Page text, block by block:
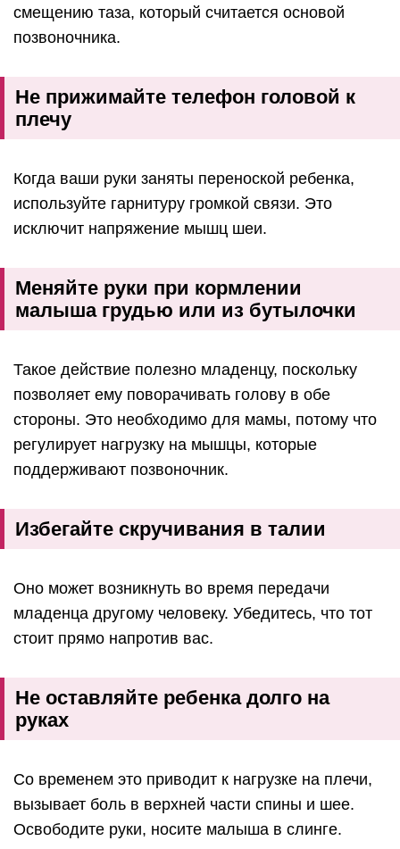
смещению таза, который считается основой
позвоночника.
Не прижимайте телефон головой к
плечу
Когда ваши руки заняты переноской ребенка,
используйте гарнитуру громкой связи. Это
исключит напряжение мышц шеи.
Меняйте руки при кормлении
малыша грудью или из бутылочки
Такое действие полезно младенцу, поскольку
позволяет ему поворачивать голову в обе
стороны. Это необходимо для мамы, потому что
регулирует нагрузку на мышцы, которые
поддерживают позвоночник.
Избегайте скручивания в талии
Оно может возникнуть во время передачи
младенца другому человеку. Убедитесь, что тот
стоит прямо напротив вас.
Не оставляйте ребенка долго на
руках
Со временем это приводит к нагрузке на плечи,
вызывает боль в верхней части спины и шее.
Освободите руки, носите малыша в слинге.